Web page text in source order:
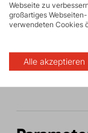
Made in Europe
Webseite zu
großartiges
verwendeten Cookies
Alle akzeptieren